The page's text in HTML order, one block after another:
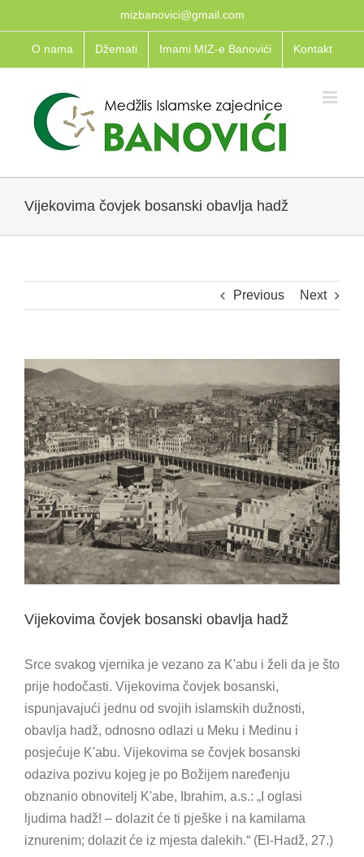
to
content
mizbanovici@gmail.com
O nama Džemati Imami MIZ-e Banovići Kontakt
Vijekovima čovjek bosanski obavlja hadž
Previous Next
View
Larger
Image
Vijekovima čovjek bosanski obavlja hadž
Srce svakog vjernika je vezano za K'abu i želi da je što
prije hodočasti. Vijekovima čovjek bosanski,
ispunjavajući jednu od svojih islamskih dužnosti,
obavlja hadž, odnosno odlazi u Meku i Medinu i
posjećuje K'abu. Vijekovima se čovjek bosanski
odaziva pozivu kojeg je po Božijem naređenju
obznanio obnovitelj K'abe, Ibrahim, a.s.: „I oglasi
ljudima hadž! – dolazit će ti pješke i na kamilama
iznurenim; dolazit će iz mjesta dalekih.“ (El-Hadž, 27.)